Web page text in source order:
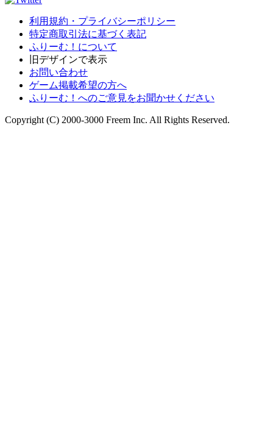
利用規約・プライバシーポリシー
特定商取引法に基づく表記
ふりーむ！について
旧デザインで表示
お問い合わせ
ゲーム掲載希望の方へ
ふりーむ！へのご意見をお聞かせください
Copyright (C) 2000-3000 Freem Inc. All Rights Reserved.